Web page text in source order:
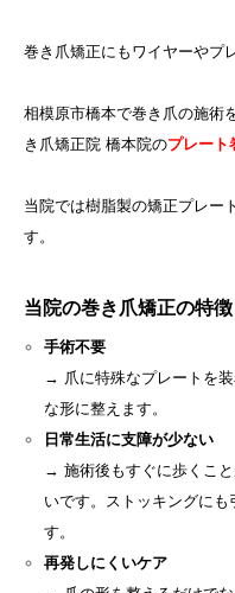
巻き爪矯正にもワイヤーやプ
相模原市橋本で巻き爪の施術
き爪矯正院 橋本院のプレート
当院では樹脂製の矯正プレー
す。
当院の巻き爪矯正の特徴
手術不要
→ 爪に特殊なプレートを
な形に整えます。
日常生活に支障が少ない
→ 施術後もすぐに歩くこ
いです。ストッキングに
す。
再発しにくいケア